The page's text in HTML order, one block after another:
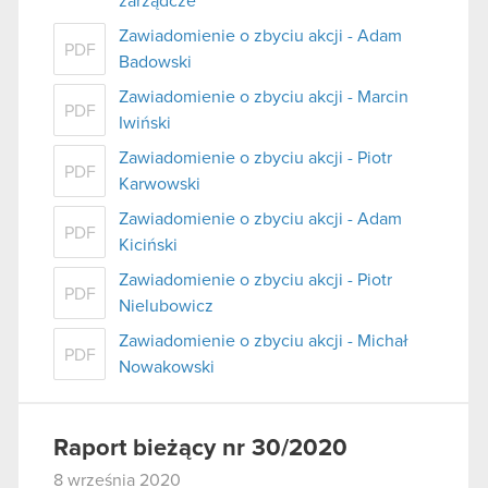
PDF
Zawiadomienie o zbyciu akcji - Adam
Badowski
PDF
Zawiadomienie o zbyciu akcji - Marcin
Iwiński
PDF
Zawiadomienie o zbyciu akcji - Piotr
Karwowski
PDF
Zawiadomienie o zbyciu akcji - Adam
Kiciński
PDF
Zawiadomienie o zbyciu akcji - Piotr
Nielubowicz
PDF
Zawiadomienie o zbyciu akcji - Michał
Nowakowski
Raport bieżący nr 30/2020
8 września 2020